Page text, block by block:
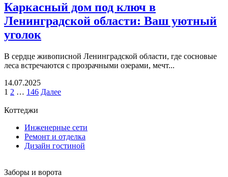
Каркасный дом под ключ в
Ленинградской области: Ваш уютный
уголок
В сердце живописной Ленинградской области, где сосновые
леса встречаются с прозрачными озерами, мечт...
14.07.2025
1 2 … 146 Далее
Коттеджи
Инженерные сети
Ремонт и отделка
Дизайн гостиной
Заборы и ворота